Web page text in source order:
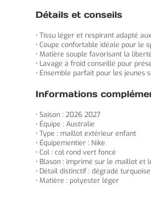
Détails et conseils
• Tissu léger et respirant adapté
• Coupe confortable idéale pour le
• Matière souple favorisant la
• Lavage à froid conseillé pour
• Ensemble parfait pour les jeunes
Informations
• Saison : 2026 2027
• Équipe : Australie
• Type : maillot extérieur enfant
• Équipementier : Nike
• Col : col rond vert foncé
• Blason : imprimé sur le maillot et
• Détail distinctif : dégradé
• Matière : polyester léger